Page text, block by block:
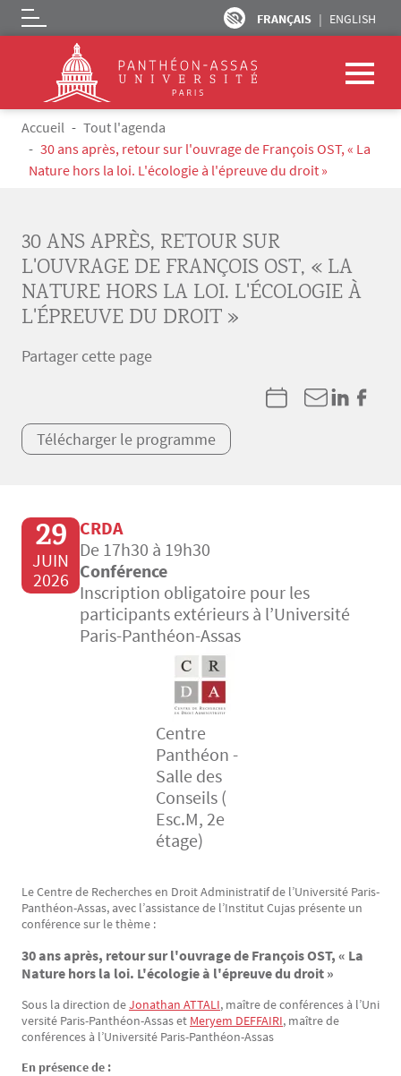
Aller au contenu principal
FRANÇAIS ENGLISH
Logo
Fil d'Ariane
Accueil
Tout l'agenda
30 ans après, retour sur l'ouvrage de François OST, « La
Nature hors la loi. L'écologie à l'épreuve du droit »
30 ANS APRÈS, RETOUR SUR
L'OUVRAGE DE FRANÇOIS OST, « LA
NATURE HORS LA LOI. L'ÉCOLOGIE À
L'ÉPREUVE DU DROIT »
Partager cette page
Télécharger le programme
29
JUIN
2026
CRDA
De 17h30 à 19h30
Conférence
Inscription obligatoire pour les
participants extérieurs à l’Université
Paris-Panthéon-Assas
Centre
Panthéon -
Salle des
Conseils (
Esc.M, 2e
étage)
Texte
Le Centre de Recherches en Droit Administratif de l’Université Paris-
Panthéon-Assas, avec l’assistance de l’Institut Cujas présente un
conférence sur le thème :
30 ans après, retour sur l'ouvrage de François OST, « La
Nature hors la loi. L'écologie à l'épreuve du droit »
Sous la direction deJonathan ATTALI, maître de conférences à l’Uni
versité Paris-Panthéon-Assas et Meryem DEFFAIRI, maître de
conférences à l’Université Paris-Panthéon-Assas
En présence de :